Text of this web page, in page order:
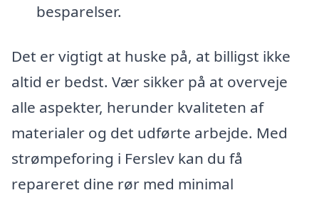
besparelser.
Det er vigtigt at huske på, at billigst ikke
altid er bedst. Vær sikker på at overveje
alle aspekter, herunder kvaliteten af
materialer og det udførte arbejde. Med
strømpeforing i Ferslev kan du få
repareret dine rør med minimal